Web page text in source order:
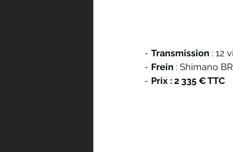
- Transmission : 12
- Frein : Shimano
- Prix : 2 335 € TTC